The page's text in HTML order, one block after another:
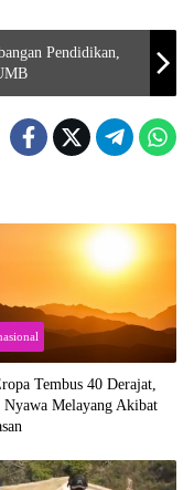
Pendidikan,
Tembus 40 Derajat,
Nyawa Melayang Akibat